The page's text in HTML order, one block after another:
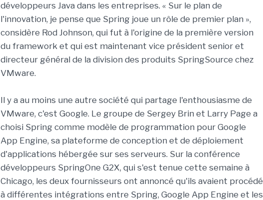
développeurs Java dans les entreprises. « Sur le plan de
l'innovation, je pense que Spring joue un rôle de premier plan »,
considère Rod Johnson, qui fut à l'origine de la première version
du framework et qui est maintenant vice président senior et
directeur général de la division des produits SpringSource chez
VMware.
Il y a au moins une autre société qui partage l'enthousiasme de
VMware, c'est Google. Le groupe de Sergey Brin et Larry Page a
choisi Spring comme modèle de programmation pour Google
App Engine, sa plateforme de conception et de déploiement
d'applications hébergée sur ses serveurs. Sur la conférence
développeurs SpringOne G2X, qui s'est tenue cette semaine à
Chicago, les deux fournisseurs ont annoncé qu'ils avaient procédé
à différentes intégrations entre Spring, Google App Engine et les